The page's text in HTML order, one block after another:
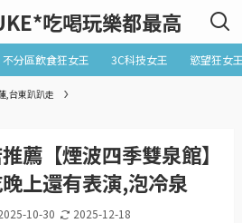
吃喝玩樂都最高
分區飲食狂女王 3C科技女王 慾望狂女
,台東趴趴走
薦【煙波四季雙泉館】
上還有表演,泡冷泉
10-30 2025-12-18